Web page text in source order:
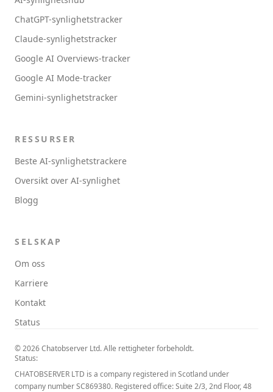
ChatGPT-synlighetstracker
Claude-synlighetstracker
Google AI Overviews-tracker
Google AI Mode-tracker
Gemini-synlighetstracker
RESSURSER
Beste AI-synlighetstrackere
Oversikt over AI-synlighet
Blogg
SELSKAP
Om oss
Karriere
Kontakt
Status
© 2026 Chatobserver Ltd. Alle rettigheter forbeholdt.
Status:
CHATOBSERVER LTD is a company registered in Scotland under
company number SC869380. Registered office: Suite 2/3, 2nd Floor, 48